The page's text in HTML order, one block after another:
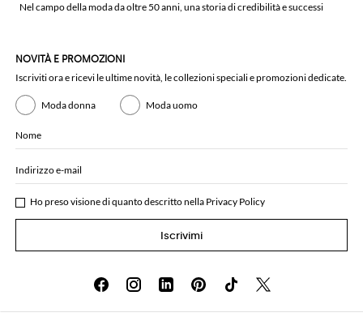
Nel campo della moda da oltre 50 anni, una storia di credibilità e successi
NOVITÀ E PROMOZIONI
Iscriviti ora e ricevi le ultime novità, le collezioni speciali e promozioni dedicate.
Moda donna Moda uomo
Nome
Indirizzo e-mail
Ho preso visione di quanto descritto nella Privacy Policy
Iscrivimi